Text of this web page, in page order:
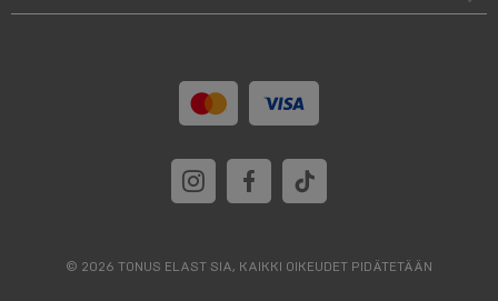
© 2026 TONUS ELAST SIA, KAIKKI OIKEUDET PIDÄTETÄÄN